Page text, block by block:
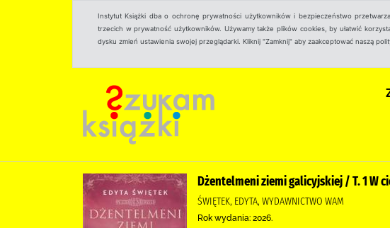
Instytut Książki dba o ochronę prywatności użytkowników i bezpieczeństwo
trzecich w prywatność użytkowników. Używamy także plików cookies, by ułatwić
dysku zmień ustawienia swojej przeglądarki. Kliknij "Zamknij" aby zaakceptować naszą
Dżentelmeni ziemi galicyjskiej / T. 1 W
ŚWIĘTEK, EDYTA, WYDAWNICTWO WAM
Rok wydania: 2026.